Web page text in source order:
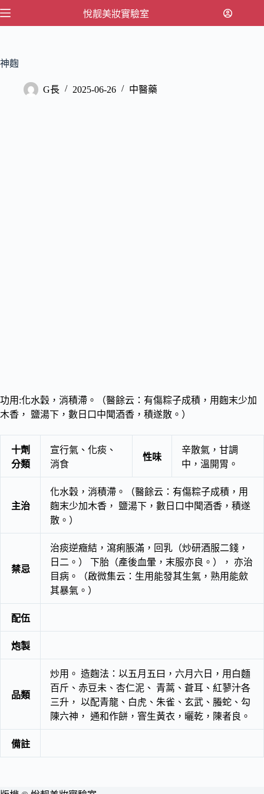
跳
內
悅靓美妝實驗室
神麴
G長 2025-06-26 中醫藥
功用:化水穀，消積滯。（醫餘云：有傷粽子成積，用麴末少加
木香， 鹽湯下，數日口中聞酒香，積遂散。）
十劑
分類
宣行氣、化痰、
消食
性味
辛散氣，甘調
中，溫開胃。
主治
化水穀，消積滯。（醫餘云：有傷粽子成積，用
麴末少加木香， 鹽湯下，數日口中聞酒香，積遂
散。）
禁忌
治痰逆癥結，瀉痢脹滿，回乳（炒研酒服二錢，
日二。） 下胎（產後血暈，末服亦良。）， 亦治
目病。（啟微集云：生用能發其生氣，熟用能歛
其暴氣。）
配伍
炮製
品類
炒用。 造麴法：以五月五曰，六月六日，用白麵
百斤、赤豆未、杏仁泥、 青蒿、蒼耳、紅蓼汁各
三升， 以配青龍、白虎、朱雀、玄武、螣蛇、勾
陳六神， 通和作餅，窨生黃衣，曬乾，陳者良。
備註